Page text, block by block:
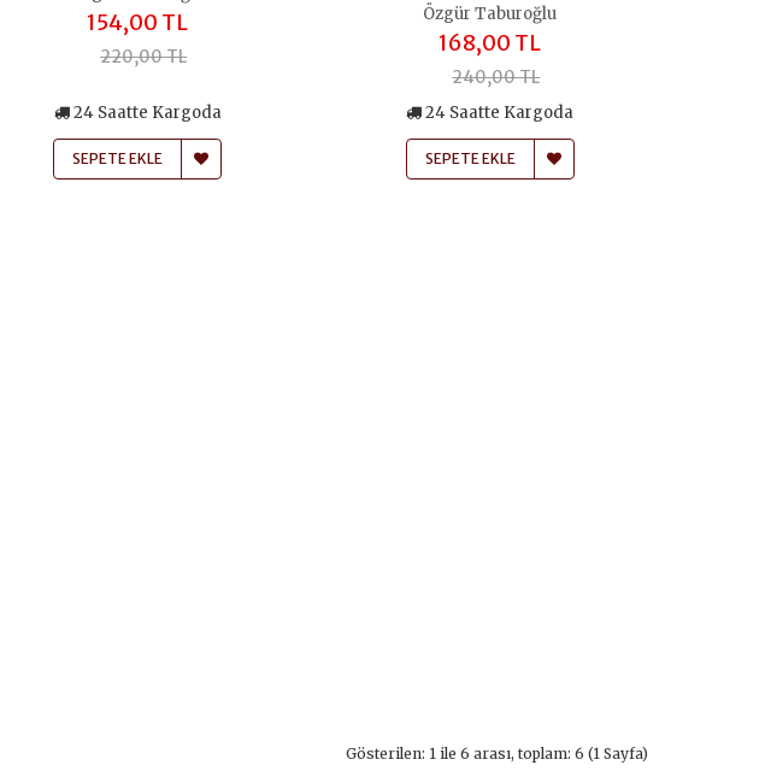
154,00 TL
220,00 TL
24 Saatte Kargoda
SEPETE EKLE
Özgür Taburoğlu
168,00 TL
240,00 TL
24 Saatte Kargoda
SEPETE EKLE
Gösterilen: 1 ile 6 arası, toplam: 6 (1 Sayfa)